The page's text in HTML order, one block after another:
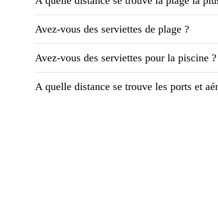
Avez-vous des serviettes de plage ?
Avez-vous des serviettes pour la piscine ?
A quelle distance se trouve les ports et